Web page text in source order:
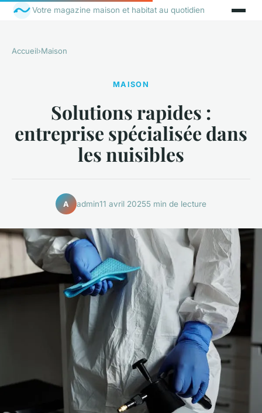
Votre magazine maison et habitat au quotidien
Accueil›Maison
MAISON
Solutions rapides :
entreprise spécialisée dans
les nuisibles
A admin11 avril 20255 min de lecture